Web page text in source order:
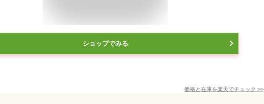
ショップでみる
価格と在庫を楽天でチェック >>